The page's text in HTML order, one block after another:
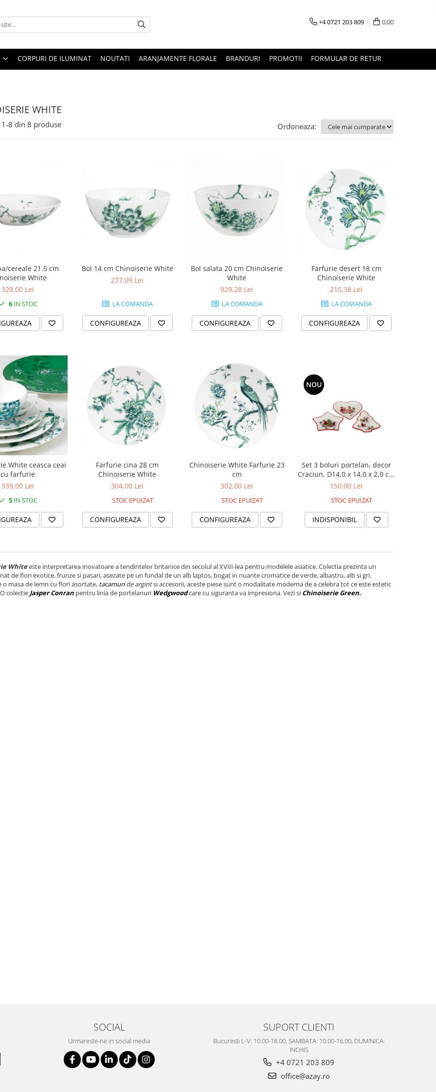
+4 0721 203 809 0,00
CORPURI DE ILUMINAT NOUTATI ARANJAMENTE FLORALE BRANDURI PROMOTII FORMULAR DE RETUR
WHITE
1-8 din 8 produse Ordoneaza:
cereale 21.5 cm
White
329,00 Lei
6IN STOC
Bol 14 cm Chinoiserie White
277,09 Lei
LA COMANDA
CONFIGUREAZA
Bol salata 20 cm Chinoiserie
White
929,28 Lei
LA COMANDA
CONFIGUREAZA
Farfurie desert 18 cm
Chinoiserie White
215,38 Lei
LA COMANDA
CONFIGUREAZA
White ceasca ceai
cu farfurie
339,00 Lei
5IN STOC
Farfurie cina 28 cm
Chinoiserie White
304,00 Lei
STOC EPUIZAT
CONFIGUREAZA
Chinoiserie White Farfurie 23
cm
302,00 Lei
STOC EPUIZAT
CONFIGUREAZA
NOU
Set 3 boluri portelan, decor
Craciun, D14,0 x 14,0 x 2,0 cm
fiecare
150,00 Lei
STOC EPUIZAT
INDISPONIBIL
Whiteeste interpretarea inovatoare a tendintelor britanice din secolul al XVIII-lea pentru modelele asiatice. Colectia prezinta un
de flori exotice, frunze si pasari, asezate pe un fundal de un alb laptos, bogat in nuante cromatice de verde, albastru, alb si gri.
o masa de lemn cu flori asortate, tacamuride argintsi accesorii, aceste piese sunt o modalitate moderna de a celebra tot ce este estetic
colectie Jasper Conran pentru linia de portelanuri Wedgwoodcare cu siguranta va impresiona. Vezi si Chinoiserie Green.
SOCIAL
Urmareste-ne in social media
SUPORT CLIENTI
Bucuresti L-V: 10.00-18.00, SAMBATA: 10.00-16.00, DUMINICA:
INCHIS
+4 0721 203 809
office@azay.ro